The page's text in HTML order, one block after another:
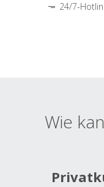
24/7-
Wie